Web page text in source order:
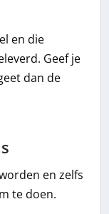
en die
Geef je
dan de
en zelfs
te doen.